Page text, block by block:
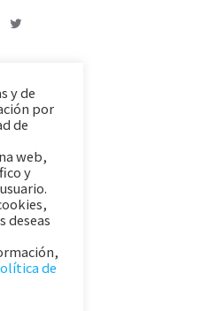
y de
por
de
web,
y
deseas
de